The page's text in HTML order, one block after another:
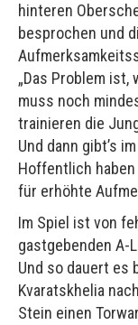
hinteren
besprochen und
„Das Problem
muss noch
trainieren die
Und dann gibt’s
Hoffentlich
für erhöhte
Im Spiel ist von
gastgebenden A-
Und so dauert es
Kvaratskhelia
Stein einen